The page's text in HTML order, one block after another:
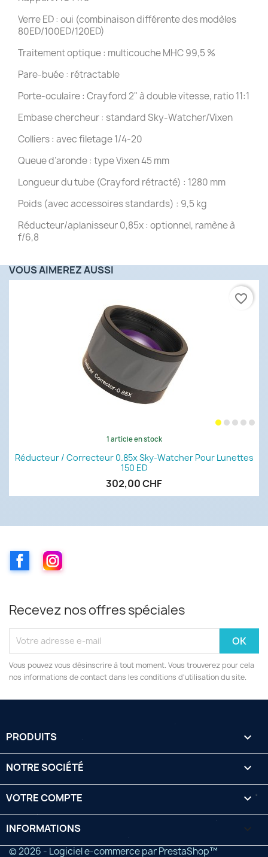
Verre ED : oui (combinaison différente des modèles
80ED/100ED/120ED)
Traitement optique : multicouche MHC 99,5 %
Pare-buée : rétractable
Porte-oculaire : Crayford 2" à double vitesse, ratio 11:1
Embase chercheur : standard Sky-Watcher/Vixen
Colliers : avec filetage 1/4-20
Queue d’aronde : type Vixen 45 mm
Longueur du tube (Crayford rétracté) : 1280 mm
Poids (avec accessoires standards) : 9,5 kg
Réducteur/aplanisseur 0,85x : optionnel, ramène à
f/6,8
VOUS AIMEREZ AUSSI
1 article en stock
Réducteur / Correcteur 0.85x Sky-Watcher Pour Lunettes
150 ED
302,00 CHF
favorite_border
FacebookInstagram
Recevez nos offres spéciales
Vous pouvez vous désinscrire à tout moment. Vous trouverez pour cela
nos informations de contact dans les conditions d'utilisation du site.
PRODUITS 
NOTRE SOCIÉTÉ 
VOTRE COMPTE 
INFORMATIONS keyboard_arrow_down
© 2026 - Logiciel e-commerce par PrestaShop™